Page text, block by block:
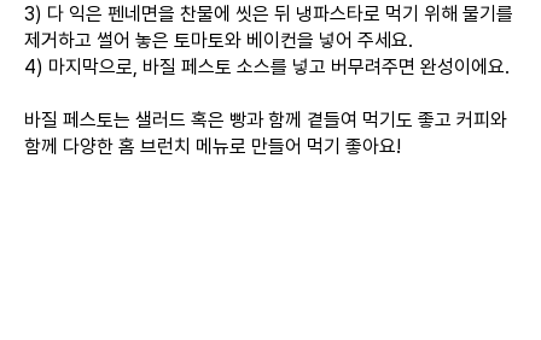
3) 다 익은 펜네면을 찬물에 씻은 뒤 냉파스타로 먹기 위해 물기를
제거하고 썰어 놓은 토마토와 베이컨을 넣어 주세요.
4) 마지막으로, 바질 페스토 소스를 넣고 버무려주면 완성이에요.
바질 페스토는 샐러드 혹은 빵과 함께 곁들여 먹기도 좋고 커피와
함께 다양한 홈 브런치 메뉴로 만들어 먹기 좋아요!